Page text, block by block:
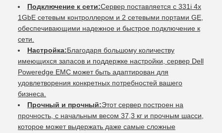
Подключение к сети:Сервер поставляется с 331i 4x
1GbE сетевым контроллером и 2 сетевыми портами GE,
обеспечивающими надежное и быстрое подключение к
сети.
Настройка:Благодаря большому количеству
имеющихся запасов и поддержке настройки, сервер Dell
Poweredge EMC может быть адаптирован для
удовлетворения конкретных потребностей вашего
бизнеса.
Прочный и прочный:Этот сервер построен на
прочность, с начальным весом 37,3 кг и прочным шасси,
которое может выдержать даже самые сложные